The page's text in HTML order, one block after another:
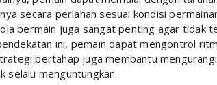
secara perlahan sesuai kondisi
bermain juga sangat penting agar tidak
ini, pemain dapat mengontrol
bertahap juga membantu
selalu menguntungkan.